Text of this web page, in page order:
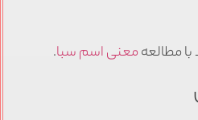
مطالعهمعنی اسم سبا.